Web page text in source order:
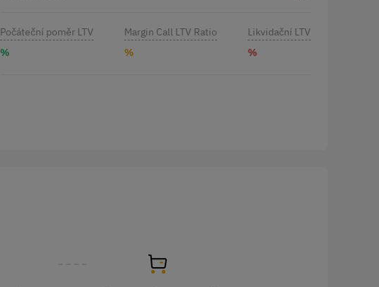
Počáteční poměr LTV
%
Margin Call LTV Ratio
%
Likvidační LTV
%